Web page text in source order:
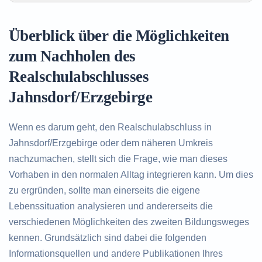
Jahnsdorf/Erzgebirge
Alternativen zum nachträglichen Erwerb des
Realschulabschlusses in Jahnsdorf/Erzgebirge
Beratung in Jahnsdorf/Erzgebirge rund um das
Nachholen des Realschulabschlusses
Überblick über die Möglichkeiten
zum Nachholen des
Realschulabschlusses
Jahnsdorf/Erzgebirge
Wenn es darum geht, den Realschulabschluss in
Jahnsdorf/Erzgebirge oder dem näheren Umkreis
nachzumachen, stellt sich die Frage, wie man dieses
Vorhaben in den normalen Alltag integrieren kann. Um dies
zu ergründen, sollte man einerseits die eigene
Lebenssituation analysieren und andererseits die
verschiedenen Möglichkeiten des zweiten Bildungsweges
kennen. Grundsätzlich sind dabei die folgenden
Informationsquellen und andere Publikationen Ihres